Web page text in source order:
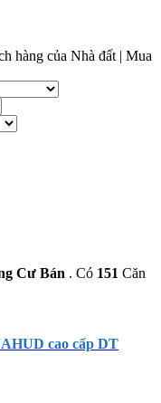
hàng của Nhà đất | Mua
Cư Bán . Có 151 Căn
cao cấp DT